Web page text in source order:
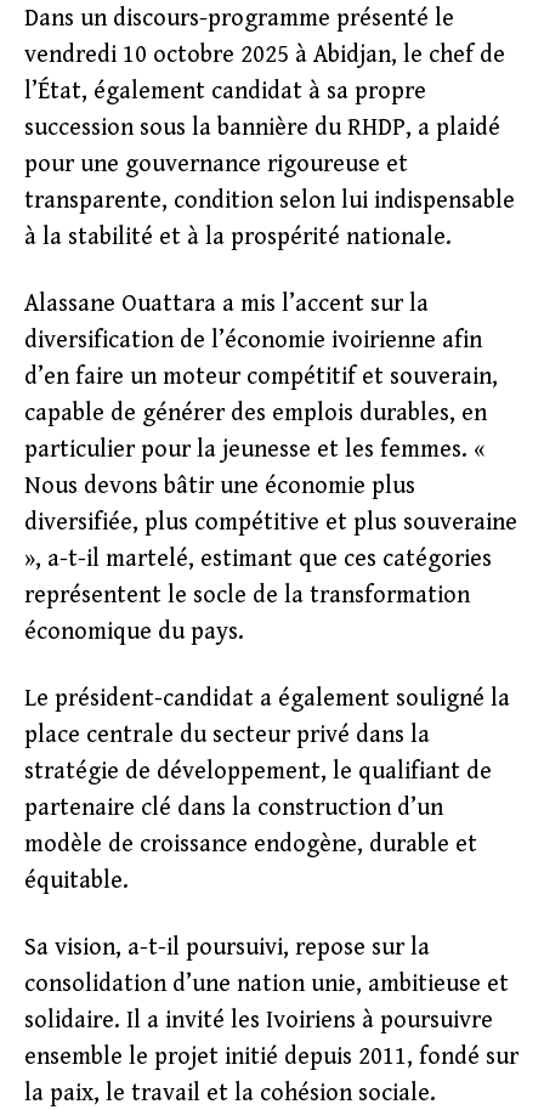
Dans un discours-programme présenté le
vendredi 10 octobre 2025 à Abidjan, le chef de
l’État, également candidat à sa propre
succession sous la bannière du RHDP, a plaidé
pour une gouvernance rigoureuse et
transparente, condition selon lui indispensable
à la stabilité et à la prospérité nationale.
Alassane Ouattara a mis l’accent sur la
diversification de l’économie ivoirienne afin
d’en faire un moteur compétitif et souverain,
capable de générer des emplois durables, en
particulier pour la jeunesse et les femmes. «
Nous devons bâtir une économie plus
diversifiée, plus compétitive et plus souveraine
», a-t-il martelé, estimant que ces catégories
représentent le socle de la transformation
économique du pays.
Le président-candidat a également souligné la
place centrale du secteur privé dans la
stratégie de développement, le qualifiant de
partenaire clé dans la construction d’un
modèle de croissance endogène, durable et
équitable.
Sa vision, a-t-il poursuivi, repose sur la
consolidation d’une nation unie, ambitieuse et
solidaire. Il a invité les Ivoiriens à poursuivre
ensemble le projet initié depuis 2011, fondé sur
la paix, le travail et la cohésion sociale.